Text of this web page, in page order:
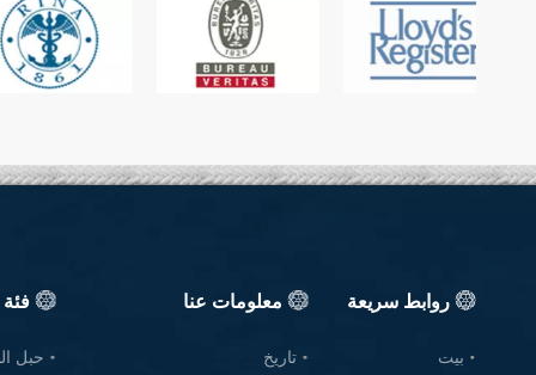
روابط سريعة
بيت
معلومات عنا
تاريخ
فئة
حبل